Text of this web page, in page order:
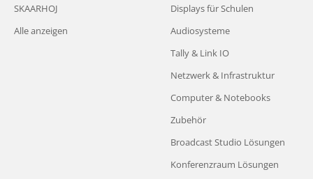
SKAARHOJ
Alle anzeigen
Displays für Schulen
Audiosysteme
Tally & Link IO
Netzwerk & Infrastruktur
Computer & Notebooks
Zubehör
Broadcast Studio Lösungen
Konferenzraum Lösungen